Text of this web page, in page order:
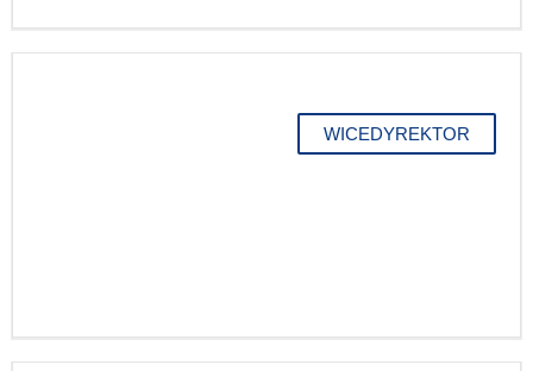
WICEDYREKTOR